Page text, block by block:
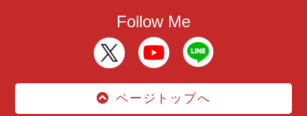
Follow Me
ページトップへ